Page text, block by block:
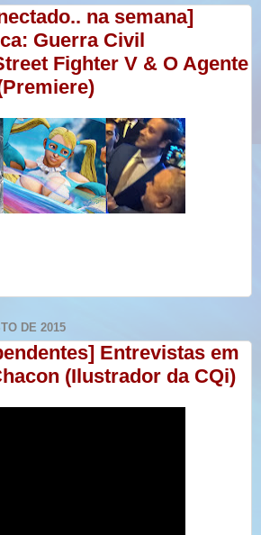
na semana]
Guerra Civil
Fighter V & O Agente
DE 2015
Entrevistas em
(Ilustrador da CQi)